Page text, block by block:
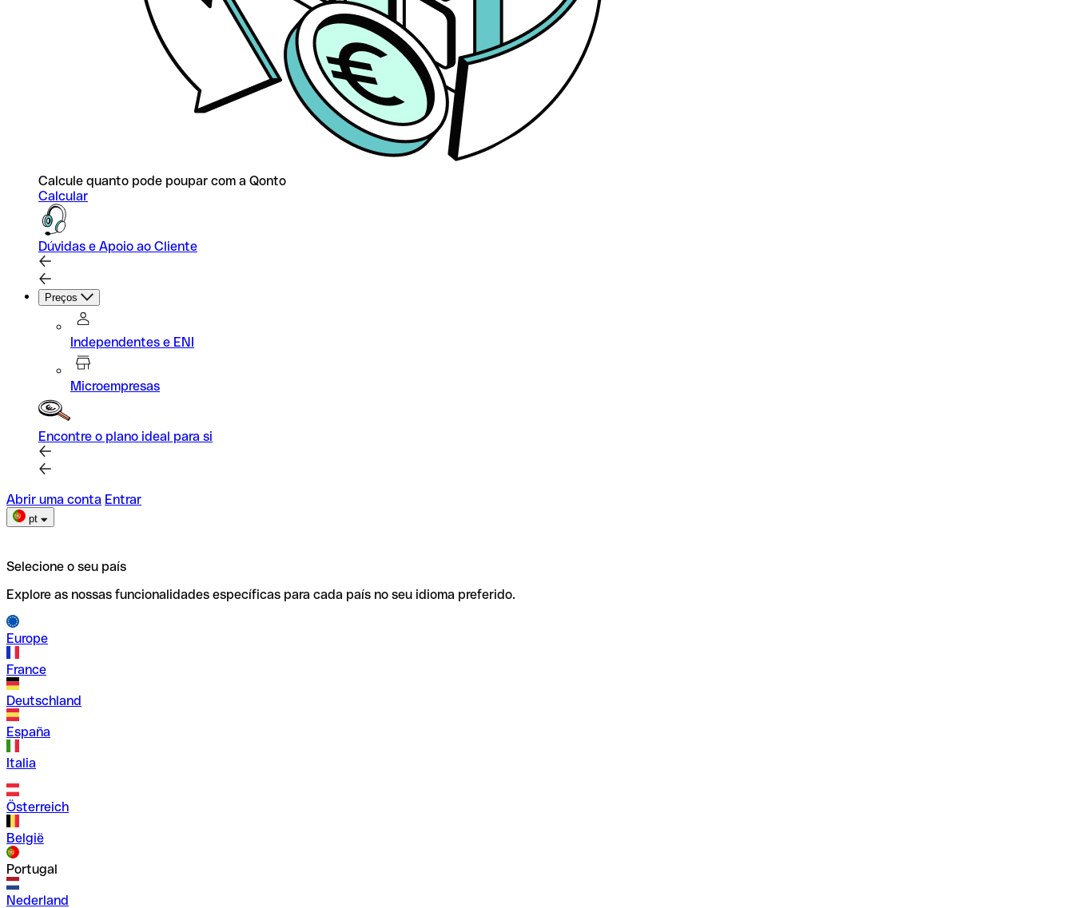
Calcule quanto pode poupar com a Qonto
Calcular
Dúvidas e Apoio ao Cliente
Preços
Independentes e ENI
Microempresas
Encontre o plano ideal para si
Abrir uma conta Entrar
pt
Selecione o seu país
Explore as nossas funcionalidades específicas para cada país no seu idioma preferido.
Europe
France
Deutschland
España
Italia
Österreich
België
Portugal
Nederland